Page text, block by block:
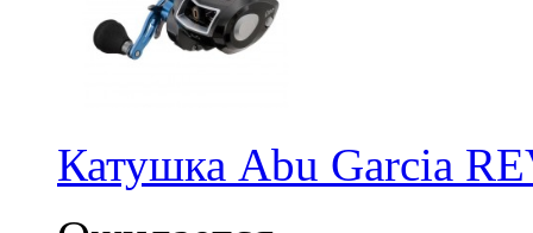
Катушка Abu Garcia